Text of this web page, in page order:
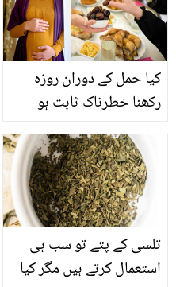
غصے میں آگئیں، ویڈیو
دیکھیں
کیا حمل کے دوران روزہ
رکھنا خطرناک ثابت ہو
پہلے کن باتوں کو مدنظر
رکھنا چاہیے
تلسی کے پتے تو سب ہی
استعمال کرتے ہیں مگر کیا